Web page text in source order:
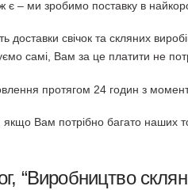
є – ми зробимо поставку в
доставки свічок та скляних
самі, Вам за це платити не
протягом 24 годин з
якщо Вам потрібно багато
“Виробництво